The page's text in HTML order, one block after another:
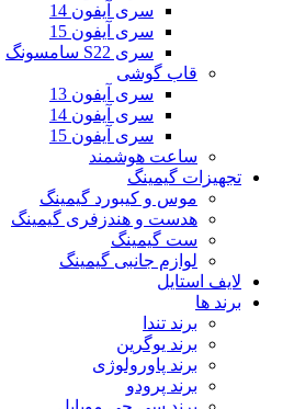
سری آیفون 14
سری آیفون 15
سری S22 سامسونگ
قاب گوشی
سری آیفون 13
سری آیفون 14
سری آیفون 15
ساعت هوشمند
تجهیزات گیمینگ
موس و کیبورد گیمینگ
هدست و هندزفری گیمینگ
ست گیمینگ
لوازم جانبی گیمینگ
لایف استایل
برند ها
برند تندا
برند یوگرین
برند پاورولوژی
برند پرودو